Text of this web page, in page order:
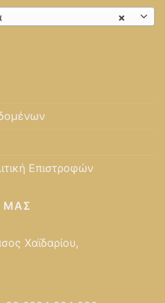
×
Επιστροφών
ΜΑΣ
Χαϊδαρίου,